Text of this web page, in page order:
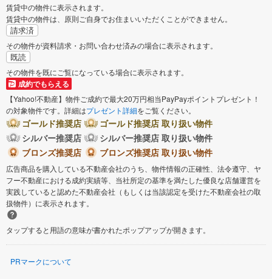
賃貸中の物件に表示されます。
賃貸中の物件は、原則ご自身でお住まいいただくことができません。
請求済
その物件が資料請求・お問い合わせ済みの場合に表示されます。
既読
その物件を既にご覧になっている場合に表示されます。
成約でもらえる
【Yahoo!不動産】物件ご成約で最大20万円相当PayPayポイントプレゼント！
の対象物件です。詳細はプレゼント詳細をご覧ください。
ゴールド推奨店
ゴールド推奨店 取り扱い物件
シルバー推奨店
シルバー推奨店 取り扱い物件
ブロンズ推奨店
ブロンズ推奨店 取り扱い物件
広告商品を購入している不動産会社のうち、物件情報の正確性、法令遵守、ヤ
フー不動産における成約実績等、当社所定の基準を満たした優良な店舗運営を
実践していると認めた不動産会社（もしくは当該認定を受けた不動産会社の取
扱物件）に表示されます。
タップすると用語の意味が書かれたポップアップが開きます。
PRマークについて